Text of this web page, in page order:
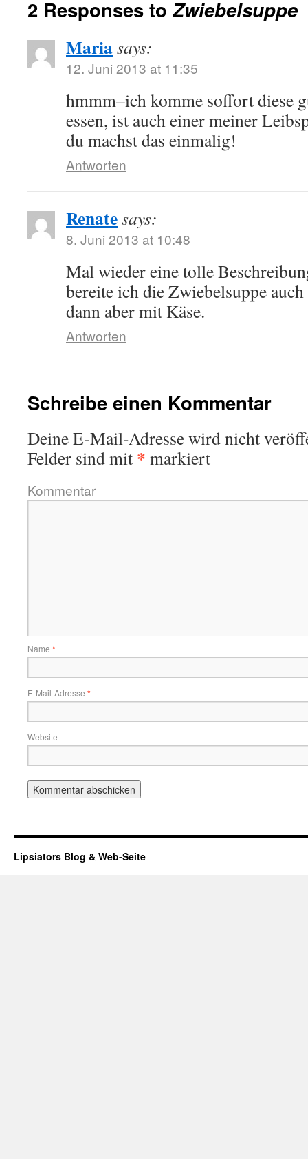
2 Responses toZwiebelsuppe
Mariasays:
12. Juni 2013 at 11:35
hmmm–ich komme soffort diese
essen, ist auch einer meiner
du machst das einmalig!
Antworten
Renatesays:
8. Juni 2013 at 10:48
Mal wieder eine tolle
bereite ich die Zwiebelsuppe
dann aber mit Käse.
Antworten
Schreibe einen Kommentar
Deine E-Mail-Adresse wird nicht
Felder sind mit * markiert
Kommentar
Name *
E-Mail-Adresse *
Website
Lipsiators Blog & Web-Seite